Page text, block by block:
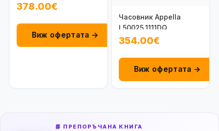
378.00€
Виж офертата →
Часовник Appella
L50025.1111DQ
354.00€
Виж офертата →
📘 ПРЕПОРЪЧАНА КНИГА